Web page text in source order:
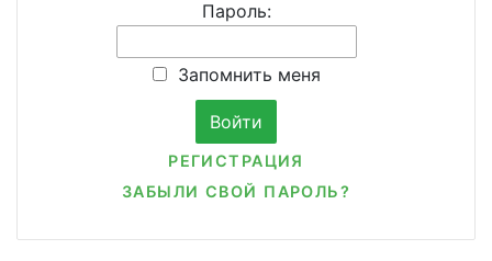
Пароль:
Запомнить меня
РЕГИСТРАЦИЯ
ЗАБЫЛИ СВОЙ ПАРОЛЬ?